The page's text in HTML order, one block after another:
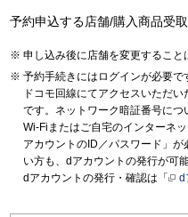
予約申込する店舗/購入商品受
申し込み後に店舗を変更すること
予約手続きにはログインが必要で
ドコモ回線にてアクセスいただ
です。ネットワーク暗証番号につ
Wi-Fiまたはご自宅のインターネ
アカウントのID／パスワード」
い方も、dアカウントの発行が可能
dアカウントの発行・確認は「
d